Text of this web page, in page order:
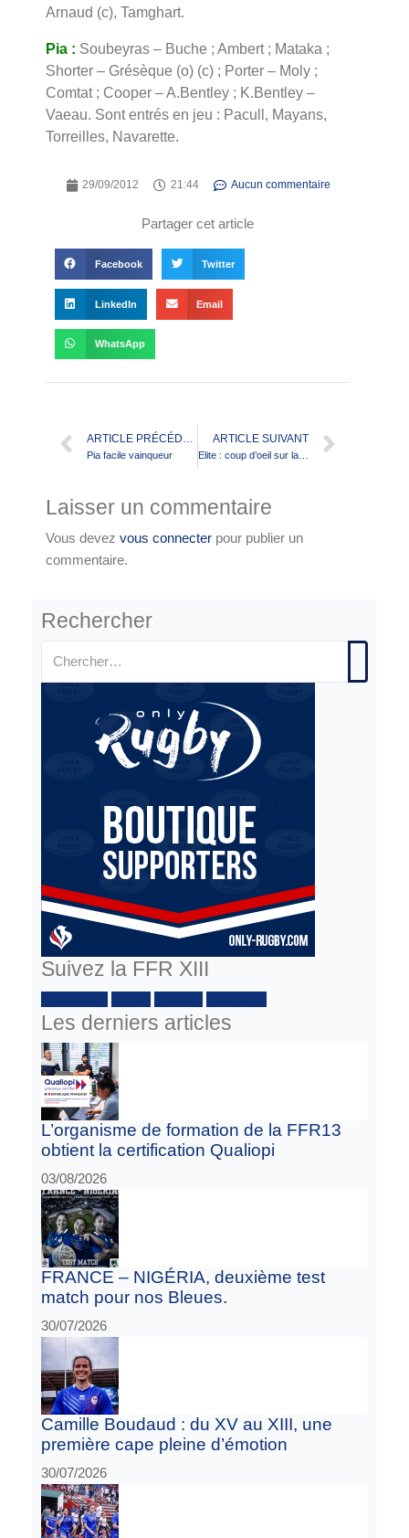
Arnaud (c), Tamghart.
Pia : Soubeyras – Buche ; Ambert ; Mataka ;
Shorter – Grésèque (o) (c) ; Porter – Moly ;
Comtat ; Cooper – A.Bentley ; K.Bentley –
Vaeau. Sont entrés en jeu : Pacull, Mayans,
Torreilles, Navarette.
29/09/2012 21:44 Aucun commentaire
Partager cet article
Facebook Twitter
LinkedIn Email
WhatsApp
ARTICLE PRÉCÉDENT
Pia facile vainqueur
ARTICLE SUIVANT
Laisser un commentaire
Vous devez vous connecter pour publier un
commentaire.
Rechercher
Suivez la FFR XIII
Les derniers articles
L’organisme de formation de la FFR13
obtient la certification Qualiopi
03/08/2026
FRANCE – NIGÉRIA, deuxième test
match pour nos Bleues.
30/07/2026
Camille Boudaud : du XV au XIII, une
première cape pleine d’émotion
30/07/2026